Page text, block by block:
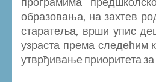
образовања, на захтев
старатеља, врши упис
узраста према следећим
утврђивање приоритета за